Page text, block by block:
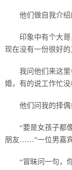
他们做自我介绍
印象中有个大
现在没有一份很好的
我问他们来这
婚，有的说工作忙
他们问我的择
“要是女孩子都
朋友……”一位男嘉宾
“冒昧问一句，